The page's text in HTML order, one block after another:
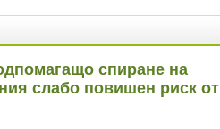
спиране на
слабо повишен риск от